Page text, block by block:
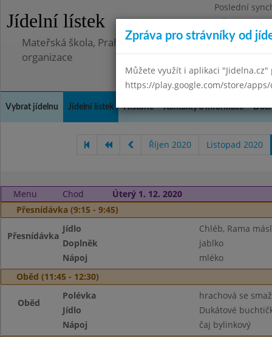
Jídelní lístek
Poslední
Středa
Mateřská škola, Praha 5 - Barrandov, Lohniského
organizace
Vybrat jídelnu Jídelní lístek Historie Kontakty a informace
Říjen 2020 Listopad 2020
Menu Chod
Úterý 1. 12. 2020
Přesnídávka (9:15 - 9:45)
Přesnídávka
Jídlo
Chléb, Rama
Doplněk
jablko
Nápoj
mléko
Oběd (11:45 - 12:30)
Oběd
Polévka
hrachová se
Jídlo
Dukátové
Nápoj
čaj bylinkový
Zpráva pro strávníky od
Můžete využít i aplikaci
https://play.google.com/store/